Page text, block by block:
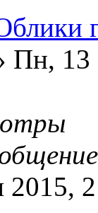
Пн, 13
2015,